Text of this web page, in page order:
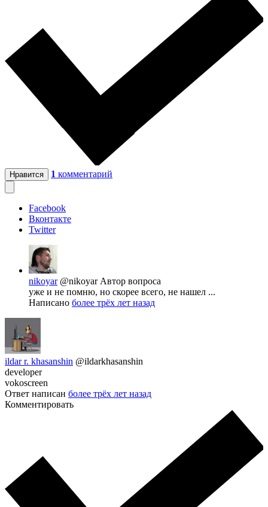
Нравится 1 комментарий
Facebook
Вконтакте
Twitter
nikoyar @nikoyar Автор вопроса
уже и не помню, но скорее всего, не нашел ...
Написано более трёх лет назад
ildar r. khasanshin @ildarkhasanshin
developer
vokoscreen
Ответ написан более трёх лет назад
Комментировать